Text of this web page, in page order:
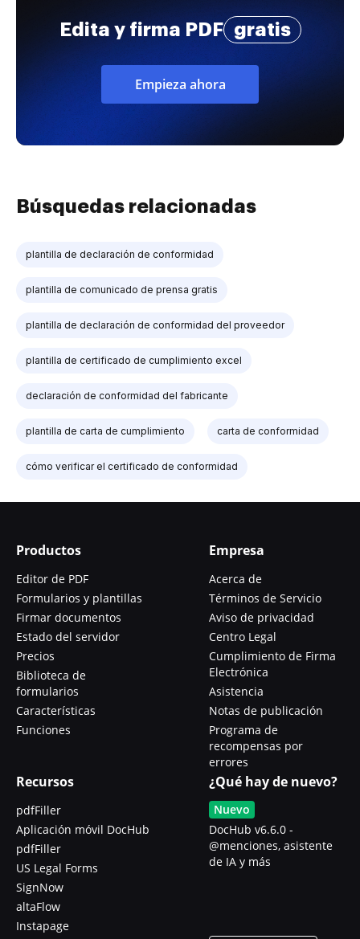
Edita y firma PDF gratis
Empieza ahora
Búsquedas relacionadas
plantilla de declaración de conformidad
plantilla de comunicado de prensa gratis
plantilla de declaración de conformidad del proveedor
plantilla de certificado de cumplimiento excel
declaración de conformidad del fabricante
plantilla de carta de cumplimiento carta de conformidad
cómo verificar el certificado de conformidad
Productos
Editor de PDF
Formularios y plantillas
Firmar documentos
Estado del servidor
Precios
Biblioteca de
formularios
Características
Funciones
Empresa
Acerca de
Términos de Servicio
Aviso de privacidad
Centro Legal
Cumplimiento de Firma
Electrónica
Asistencia
Notas de publicación
Programa de
recompensas por
errores
Recursos
pdfFiller
Aplicación móvil DocHub
pdfFiller
US Legal Forms
SignNow
altaFlow
Instapage
¿Qué hay de nuevo?
Nuevo
DocHub v6.6.0 -
@menciones, asistente
de IA y más